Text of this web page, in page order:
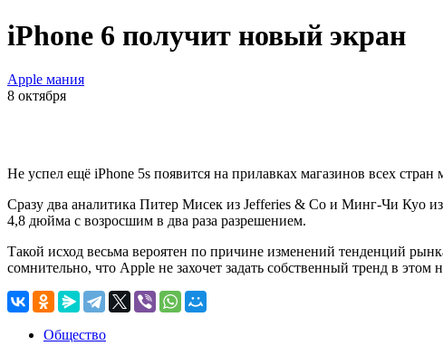
iPhone 6 получит новый экран
Apple мания
8 октября
Не успел ещё iPhone 5s появится на прилавках магазинов всех
Сразу два аналитика Питер Мисек из Jefferies & Co и Минг-Чи Куо
4,8 дюйма с возросшим в два раза разрешением.
Такой исход весьма вероятен по причине изменений тенденций
сомнительно, что Apple не захочет задать собственный тренд в этом
Общество